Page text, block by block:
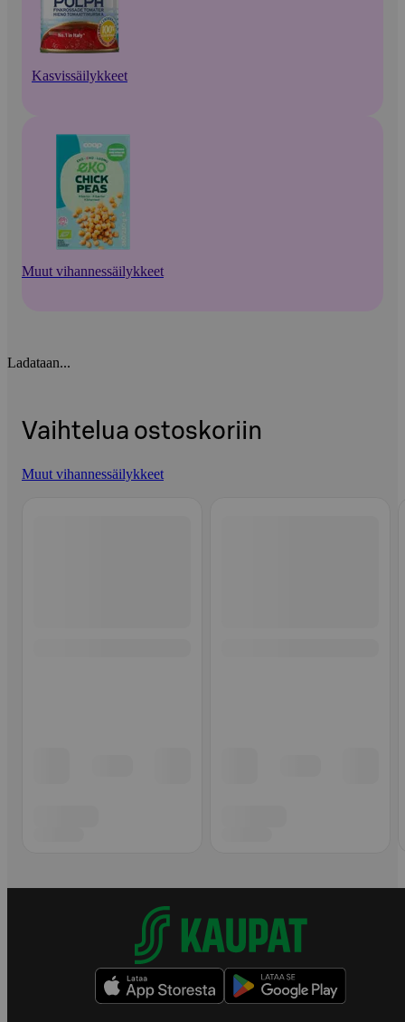
Kasvissäilykkeet
Muut vihannessäilykkeet
Ladataan...
Vaihtelua ostoskoriin
Muut vihannessäilykkeet